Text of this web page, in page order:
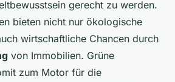
gerecht zu werden.
bieten nicht nur ökologische
wirtschaftliche Chancen durch
von Immobilien. Grüne
zum Motor für die